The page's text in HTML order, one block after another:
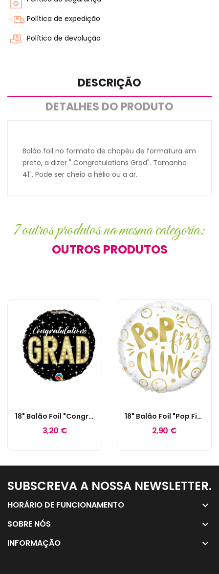
Política de expedição
Política de devolução
DESCRIÇÃO
DETALHES DO PRODUTO
Balão foil no formato de chapéu de formatura em
preto, a dizer " Congratulations Grad". Tamanho
41". Pode ser cheio a hélio ou a ar.
7 outros produtos na mesma categoria:
OUTROS PRODUTOS
18" Balão Foil "Congratulations Grad" Luzes
3,20 €
18" Balão Foil "Pop Fizz Clink
2,90 €
SUBSCREVA A NOSSA NEWSLETTER.
keyboard_arrow_down
HORÁRIO DE FUNCIONAMENTO keyboard_arrow_down
SOBRE NÓS keyboard_arrow_down
INFORMAÇÃO keyboard_arrow_down